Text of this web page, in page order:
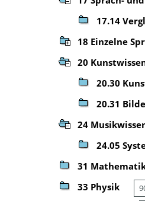
17.14
18 Einzelne
20
20.30
20.31
24
24.05
31
33 Physik